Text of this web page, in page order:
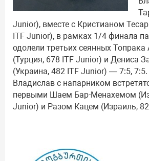
Junior), вместе с Кристианом
ITF Junior), в рамках 1/4 финала
одолели третьих сеянных
(Турция, 678 ITF Junior) и Дениса
(Украина, 482 ITF Junior) — 7:5,
Владислав с напарником
первыми Шаем Бар-Менахемом
Junior) и Разом Кацем (Израиль,